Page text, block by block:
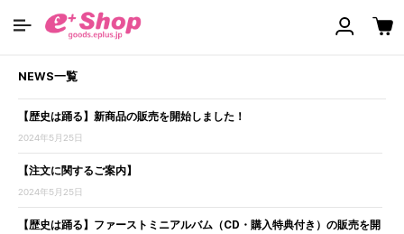
NEWS一覧
【歴史は踊る】新商品の販売を開始しました！
2024年5月25日
【注文に関するご案内】
2024年5月25日
【歴史は踊る】ファーストミニアルバム（CD・購入特典付き）の販売を開